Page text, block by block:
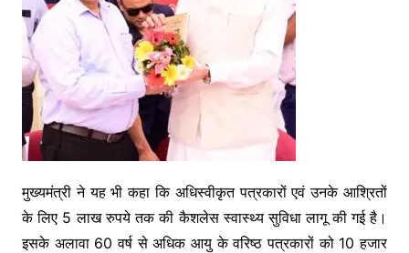
मुख्यमंत्री ने यह भी कहा कि अधिस्वीकृत पत्रकारों एवं उनके आश्रितों
के लिए 5 लाख रुपये तक की कैशलेस स्वास्थ्य सुविधा लागू की गई है।
इसके अलावा 60 वर्ष से अधिक आयु के वरिष्ठ पत्रकारों को 10 हजार